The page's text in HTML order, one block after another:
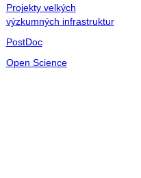
Projekty velkých
výzkumných infrastruktur
PostDoc
Open Science